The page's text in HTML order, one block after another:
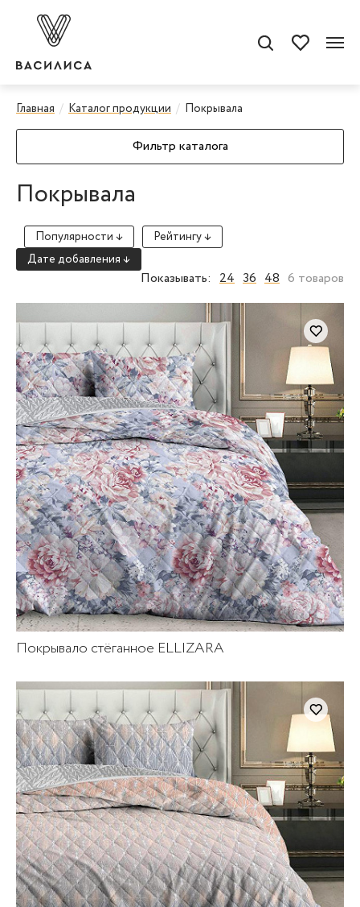
Главная Каталог продукции Покрывала
Фильтр каталога
Покрывала
Популярности ↓
Рейтингу ↓
Дате добавления ↓
Показывать: 24 36 48 6 товаров
Покрывало стёганное ELLIZARA